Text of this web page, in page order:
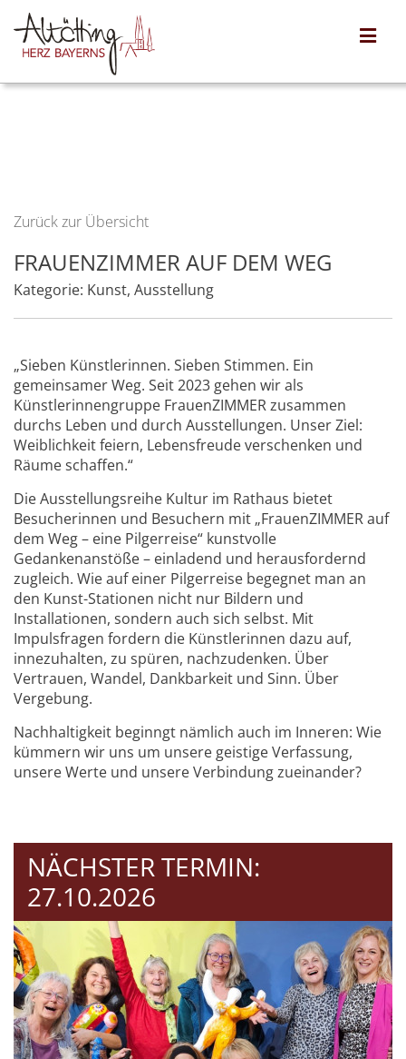
Zurück zur Übersicht
FRAUENZIMMER AUF DEM WEG
Kategorie: Kunst, Ausstellung
„Sieben Künstlerinnen. Sieben Stimmen. Ein
gemeinsamer Weg. Seit 2023 gehen wir als
Künstlerinnengruppe FrauenZIMMER zusammen
durchs Leben und durch Ausstellungen. Unser Ziel:
Weiblichkeit feiern, Lebensfreude verschenken und
Räume schaffen.“
Die Ausstellungsreihe Kultur im Rathaus bietet
Besucherinnen und Besuchern mit „FrauenZIMMER auf
dem Weg – eine Pilgerreise“ kunstvolle
Gedankenanstöße – einladend und herausfordernd
zugleich. Wie auf einer Pilgerreise begegnet man an
den Kunst-Stationen nicht nur Bildern und
Installationen, sondern auch sich selbst. Mit
Impulsfragen fordern die Künstlerinnen dazu auf,
innezuhalten, zu spüren, nachzudenken. Über
Vertrauen, Wandel, Dankbarkeit und Sinn. Über
Vergebung.
Nachhaltigkeit beginngt nämlich auch im Inneren: Wie
kümmern wir uns um unsere geistige Verfassung,
unsere Werte und unsere Verbindung zueinander?
NÄCHSTER TERMIN:
27.10.2026